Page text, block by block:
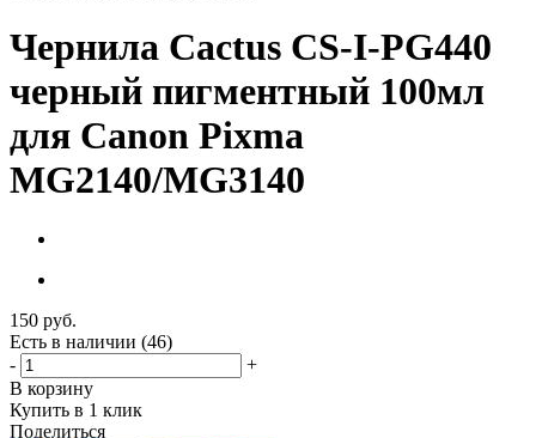
Чернила Cactus CS-I-PG440
черный пигментный 100мл
для Canon Pixma
MG2140/MG3140
150 руб.
Есть в наличии (46)
-
+
В корзину
Купить в 1 клик
Поделиться